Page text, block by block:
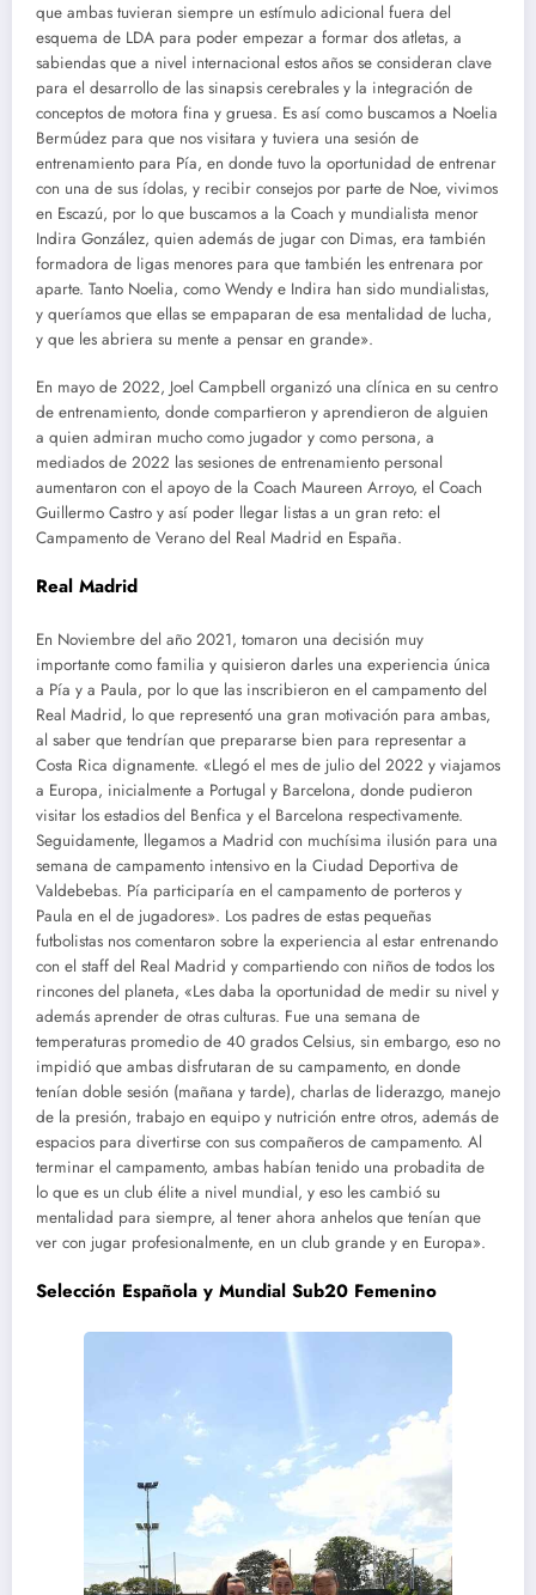
que ambas tuvieran siempre un estímulo adicional fuera del
esquema de LDA para poder empezar a formar dos atletas, a
sabiendas que a nivel internacional estos años se consideran clave
para el desarrollo de las sinapsis cerebrales y la integración de
conceptos de motora fina y gruesa. Es así como buscamos a Noelia
Bermúdez para que nos visitara y tuviera una sesión de
entrenamiento para Pía, en donde tuvo la oportunidad de entrenar
con una de sus ídolas, y recibir consejos por parte de Noe, vivimos
en Escazú, por lo que buscamos a la Coach y mundialista menor
Indira González, quien además de jugar con Dimas, era también
formadora de ligas menores para que también les entrenara por
aparte. Tanto Noelia, como Wendy e Indira han sido mundialistas,
y queríamos que ellas se empaparan de esa mentalidad de lucha,
y que les abriera su mente a pensar en grande».
En mayo de 2022, Joel Campbell organizó una clínica en su centro
de entrenamiento, donde compartieron y aprendieron de alguien
a quien admiran mucho como jugador y como persona, a
mediados de 2022 las sesiones de entrenamiento personal
aumentaron con el apoyo de la Coach Maureen Arroyo, el Coach
Guillermo Castro y así poder llegar listas a un gran reto: el
Campamento de Verano del Real Madrid en España.
Real Madrid
En Noviembre del año 2021, tomaron una decisión muy
importante como familia y quisieron darles una experiencia única
a Pía y a Paula, por lo que las inscribieron en el campamento del
Real Madrid, lo que representó una gran motivación para ambas,
al saber que tendrían que prepararse bien para representar a
Costa Rica dignamente. «Llegó el mes de julio del 2022 y viajamos
a Europa, inicialmente a Portugal y Barcelona, donde pudieron
visitar los estadios del Benfica y el Barcelona respectivamente.
Seguidamente, llegamos a Madrid con muchísima ilusión para una
semana de campamento intensivo en la Ciudad Deportiva de
Valdebebas. Pía participaría en el campamento de porteros y
Paula en el de jugadores». Los padres de estas pequeñas
futbolistas nos comentaron sobre la experiencia al estar entrenando
con el staff del Real Madrid y compartiendo con niños de todos los
rincones del planeta, «Les daba la oportunidad de medir su nivel y
además aprender de otras culturas. Fue una semana de
temperaturas promedio de 40 grados Celsius, sin embargo, eso no
impidió que ambas disfrutaran de su campamento, en donde
tenían doble sesión (mañana y tarde), charlas de liderazgo, manejo
de la presión, trabajo en equipo y nutrición entre otros, además de
espacios para divertirse con sus compañeros de campamento. Al
terminar el campamento, ambas habían tenido una probadita de
lo que es un club élite a nivel mundial, y eso les cambió su
mentalidad para siempre, al tener ahora anhelos que tenían que
ver con jugar profesionalmente, en un club grande y en Europa».
Selección Española y Mundial Sub20 Femenino